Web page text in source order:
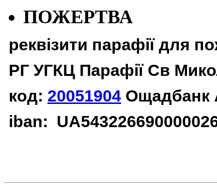
ПОЖЕРТВА
реквізити парафії для
РГ УГКЦ Парафії Св
код: 20051904 Ощадбанк
iban: